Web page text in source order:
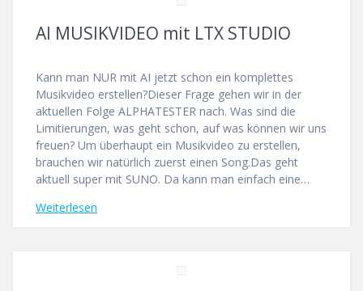
AI MUSIKVIDEO mit LTX STUDIO
Kann man NUR mit AI jetzt schon ein komplettes
Musikvideo erstellen?Dieser Frage gehen wir in der
aktuellen Folge ALPHATESTER nach. Was sind die
Limitierungen, was geht schon, auf was können wir uns
freuen? Um überhaupt ein Musikvideo zu erstellen,
brauchen wir natürlich zuerst einen Song.Das geht
aktuell super mit SUNO. Da kann man einfach eine…
Weiterlesen